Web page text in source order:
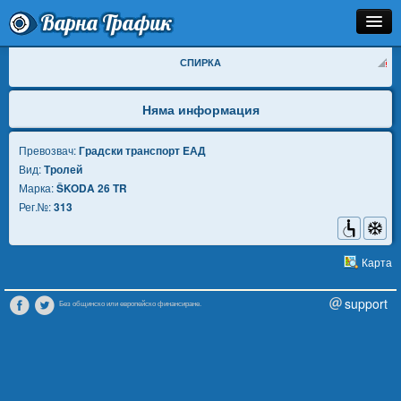
Варна Трафик
Разписание
Как Да Стигна?
Инфо
СПИРКА
Няма информация
Превозвач:Градски транспорт EАД
Вид:Тролей
Марка:ŠKODA 26 TR
Рег.№:313
Карта
Без общинско или европейско финансиране. support